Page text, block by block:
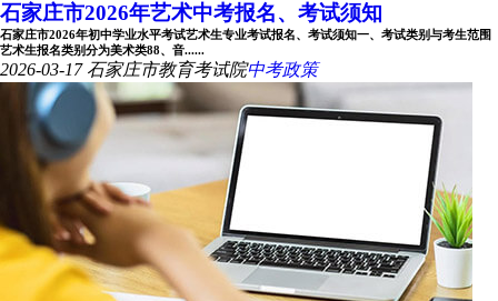
石家庄市2026年艺术中考报名、考试须知
石家庄市2026年初中学业水平考试艺术生专业考试报名、考试须知一、考试类别与考生范围
艺术生报名类别分为美术类88、音......
2026-03-17 石家庄市教育考试院中考政策